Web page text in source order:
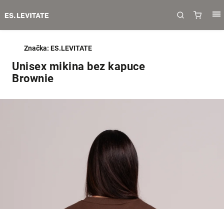
Unisex mikina bez kapuce
Brownie
Značka: ES.LEVITATE